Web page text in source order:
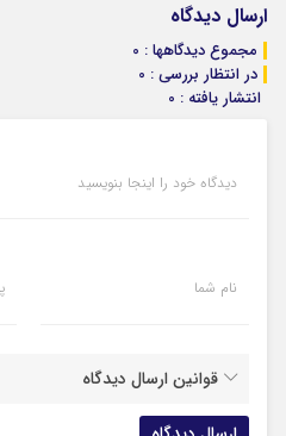
ارسال دیدگاه
مجموع دیدگاهها : 0
در انتظار بررسی : 0
انتشار یافته : 0
دیدگاه خود را اینجا بنویسید
نام شما
قوانین ارسال دیدگاه